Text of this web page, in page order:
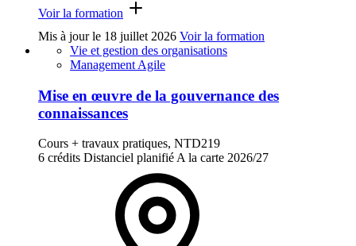
Voir la formation
Mis à jour le 18 juillet 2026 Voir la formation
Vie et gestion des organisations
Management Agile
Mise en œuvre de la gouvernance des
connaissances
Cours + travaux pratiques, NTD219
6 crédits Distanciel planifiéA la carte 2026/27